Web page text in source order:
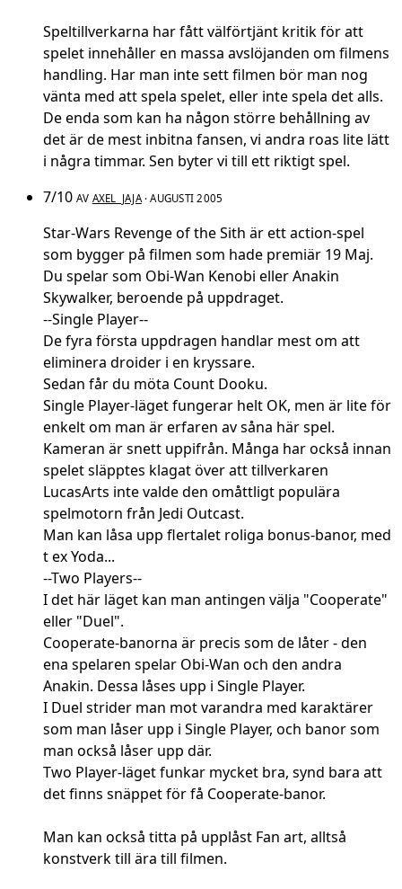
Speltillverkarna har fått välförtjänt kritik för att
spelet innehåller en massa avslöjanden om filmens
handling. Har man inte sett filmen bör man nog
vänta med att spela spelet, eller inte spela det alls.
De enda som kan ha någon större behållning av
det är de mest inbitna fansen, vi andra roas lite lätt
i några timmar. Sen byter vi till ett riktigt spel.
7/10 AV AXEL_JAJA· AUGUSTI 2005
Star-Wars Revenge of the Sith är ett action-spel
som bygger på filmen som hade premiär 19 Maj.
Du spelar som Obi-Wan Kenobi eller Anakin
Skywalker, beroende på uppdraget.
--Single Player--
De fyra första uppdragen handlar mest om att
eliminera droider i en kryssare.
Sedan får du möta Count Dooku.
Single Player-läget fungerar helt OK, men är lite för
enkelt om man är erfaren av såna här spel.
Kameran är snett uppifrån. Många har också innan
spelet släpptes klagat över att tillverkaren
LucasArts inte valde den omåttligt populära
spelmotorn från Jedi Outcast.
Man kan låsa upp flertalet roliga bonus-banor, med
t ex Yoda...
--Two Players--
I det här läget kan man antingen välja "Cooperate"
eller "Duel".
Cooperate-banorna är precis som de låter - den
ena spelaren spelar Obi-Wan och den andra
Anakin. Dessa låses upp i Single Player.
I Duel strider man mot varandra med karaktärer
som man låser upp i Single Player, och banor som
man också låser upp där.
Two Player-läget funkar mycket bra, synd bara att
det finns snäppet för få Cooperate-banor.
Man kan också titta på upplåst Fan art, alltså
konstverk till ära till filmen.